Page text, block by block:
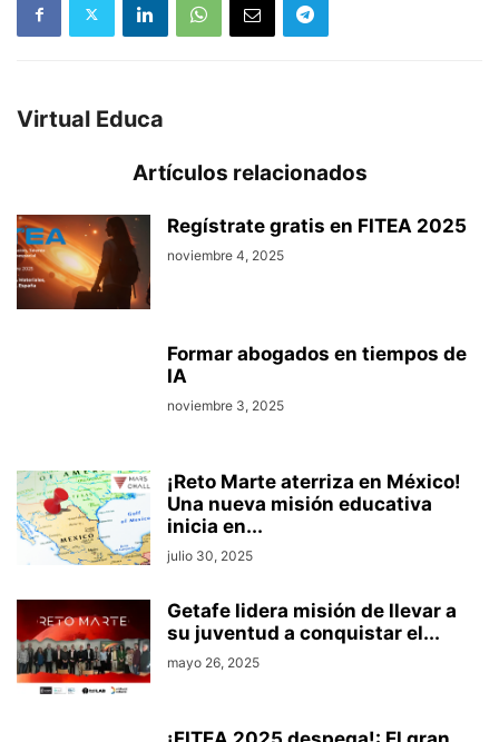
Virtual Educa
Artículos relacionados
Regístrate gratis en FITEA 2025
noviembre 4, 2025
Formar abogados en tiempos de
IA
noviembre 3, 2025
¡Reto Marte aterriza en México!
Una nueva misión educativa
inicia en...
julio 30, 2025
Getafe lidera misión de llevar a
su juventud a conquistar el...
mayo 26, 2025